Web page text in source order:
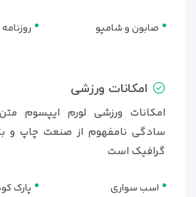
صابون و شامپو روزنامه
امکانات ورزشی
امکانات ورزشی لورم ایپسوم
سادگی نامفهوم از صنعت چاپ و
گرافیک است
اسب سواری پارک